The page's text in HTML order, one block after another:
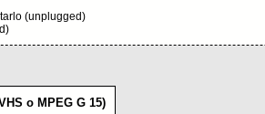
(unplugged)
o MPEG G 15)